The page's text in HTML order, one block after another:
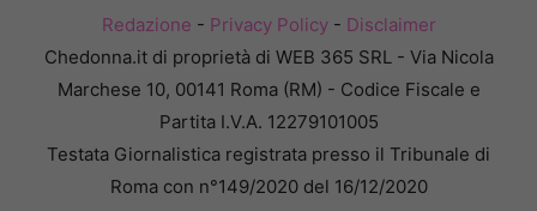
Redazione - Privacy Policy- Disclaimer
Chedonna.it di proprietà di WEB 365 SRL - Via Nicola
Marchese 10, 00141 Roma (RM) - Codice Fiscale e
Partita I.V.A. 12279101005
Testata Giornalistica registrata presso il Tribunale di
Roma con n°149/2020 del 16/12/2020